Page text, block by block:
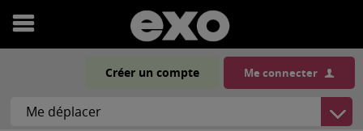
Ouvrir
menu
Créer un compte Me connecter